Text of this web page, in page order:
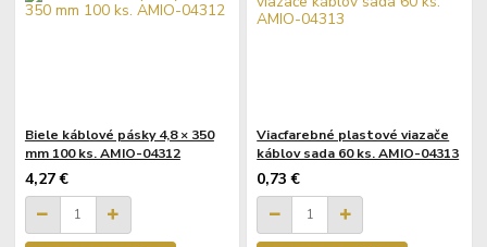
Biele káblové pásky 4,8 × 350
mm 100 ks. AMIO-04312
4,27 €
Viacfarebné plastové viazače
káblov sada 60 ks. AMIO-04313
0,73 €